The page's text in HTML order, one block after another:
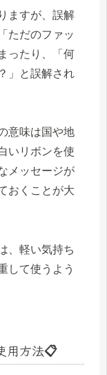
ますが、誤解
ただのファッ
ったり、「何
」と誤解され
意味は国や地
いリボンを使
メッセージが
おくことが大
、軽い気持ち
して使うよう
用方法📋